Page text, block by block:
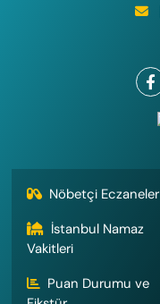
Nöbetçi Eczaneler
İstanbul Namaz
Vakitleri
Puan Durumu ve